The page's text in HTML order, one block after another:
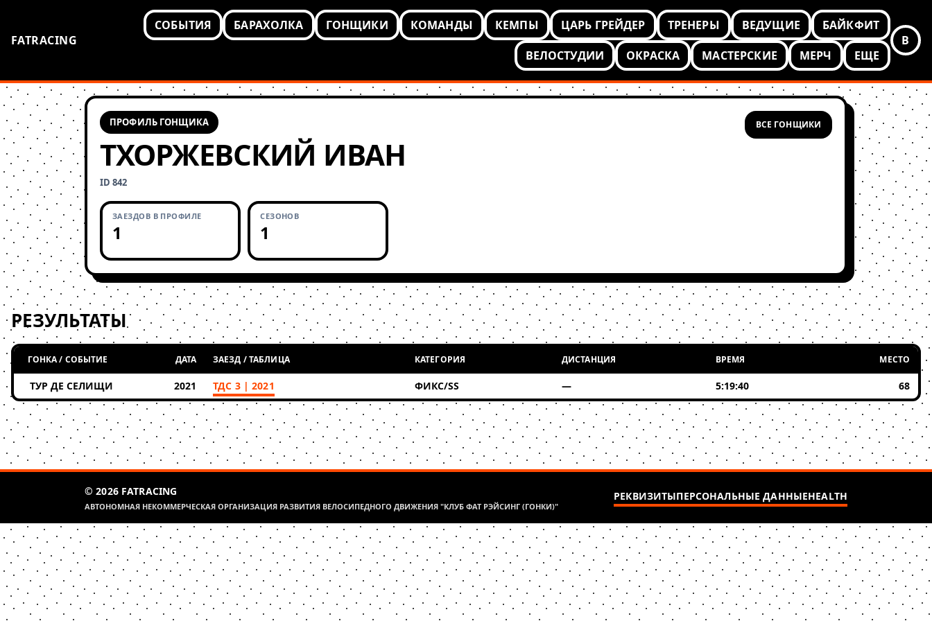
FATRACING
СОБЫТИЯ БАРАХОЛКА ГОНЩИКИ КОМАНДЫ КЕМПЫ ЦАРЬ ГРЕЙДЕР ТРЕНЕРЫ ВЕДУЩИЕ
БАЙКФИТ
ВЕЛОСТУДИИ
ОКРАСКА МАСТЕРСКИЕ МЕРЧ ЕЩЕ
В
ПРОФИЛЬ ГОНЩИКА
ТХОРЖЕВСКИЙ ИВАН
ID 842
ВСЕ ГОНЩИКИ
ЗАЕЗДОВ В ПРОФИЛЕ
1
СЕЗОНОВ
1
РЕЗУЛЬТАТЫ
ГОНКА / СОБЫТИЕ ДАТА ЗАЕЗД / ТАБЛИЦА КАТЕГОРИЯ ДИСТАНЦИЯ ВРЕМЯ МЕСТО
ТУР ДЕ СЕЛИЩИ 2021 ТДС 3 | 2021 ФИКС/SS — 5:19:40 68
© 2026 FATRACING
АВТОНОМНАЯ НЕКОММЕРЧЕСКАЯ ОРГАНИЗАЦИЯ РАЗВИТИЯ ВЕЛОСИПЕДНОГО ДВИЖЕНИЯ "КЛУБ ФАТ РЭЙСИНГ (ГОНКИ)"
РЕКВИЗИТЫПЕРСОНАЛЬНЫЕ ДАННЫЕHEALTH